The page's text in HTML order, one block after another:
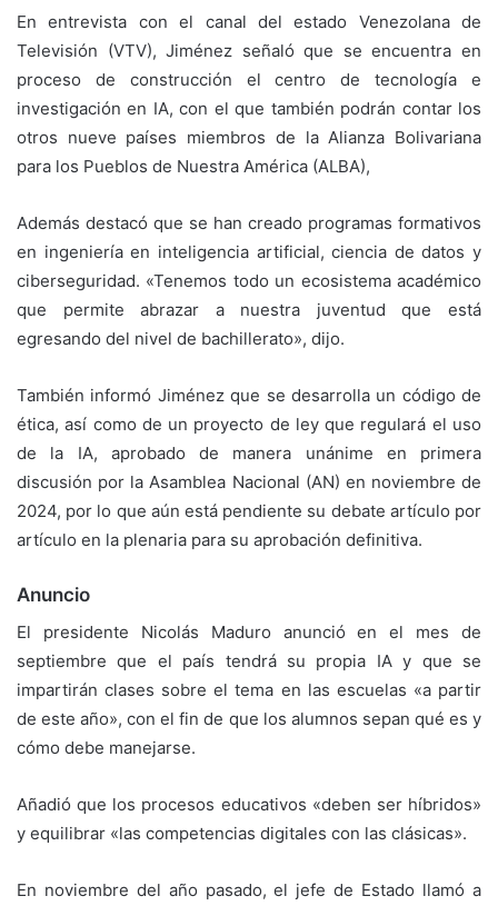
En entrevista con el canal del estado Venezolana de
Televisión (VTV), Jiménez señaló que se encuentra en
proceso de construcción el centro de tecnología e
investigación en IA, con el que también podrán contar los
otros nueve países miembros de la Alianza Bolivariana
para los Pueblos de Nuestra América (ALBA),
Además destacó que se han creado programas formativos
en ingeniería en inteligencia artificial, ciencia de datos y
ciberseguridad. «Tenemos todo un ecosistema académico
que permite abrazar a nuestra juventud que está
egresando del nivel de bachillerato», dijo.
También informó Jiménez que se desarrolla un código de
ética, así como de un proyecto de ley que regulará el uso
de la IA, aprobado de manera unánime en primera
discusión por la Asamblea Nacional (AN) en noviembre de
2024, por lo que aún está pendiente su debate artículo por
artículo en la plenaria para su aprobación definitiva.
Anuncio
El presidente Nicolás Maduro anunció en el mes de
septiembre que el país tendrá su propia IA y que se
impartirán clases sobre el tema en las escuelas «a partir
de este año», con el fin de que los alumnos sepan qué es y
cómo debe manejarse.
Añadió que los procesos educativos «deben ser híbridos»
y equilibrar «las competencias digitales con las clásicas».
En noviembre del año pasado, el jefe de Estado llamó a